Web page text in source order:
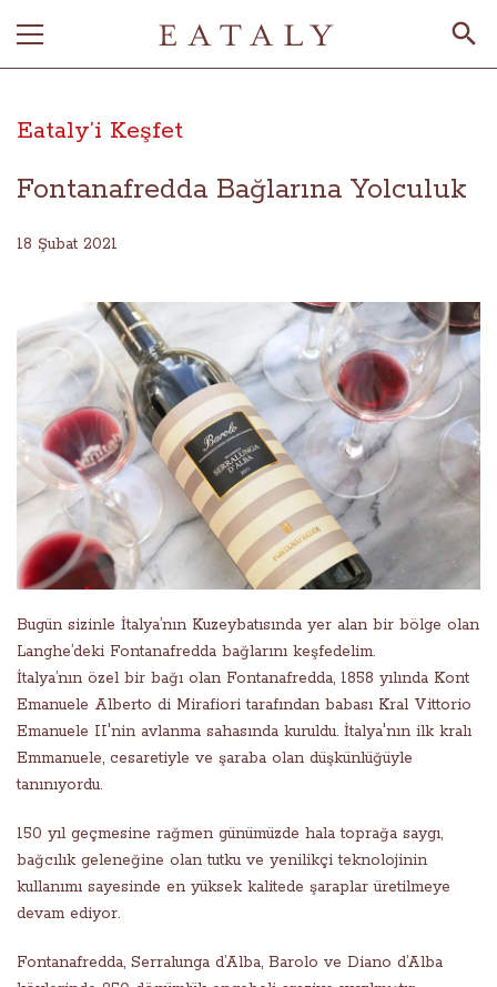
Eataly’i Keşfet
Fontanafredda Bağlarına Yolculuk
18 Şubat 2021
Bugün sizinle İtalya’nın Kuzeybatısında yer alan bir bölge olan
Langhe’deki Fontanafredda bağlarını keşfedelim.
İtalya’nın özel bir bağı olan Fontanafredda, 1858 yılında Kont
Emanuele Alberto di Mirafiori tarafından babası Kral Vittorio
Emanuele II'nin avlanma sahasında kuruldu. İtalya'nın ilk kralı
Emmanuele, cesaretiyle ve şaraba olan düşkünlüğüyle
tanınıyordu.
150 yıl geçmesine rağmen günümüzde hala toprağa saygı,
bağcılık geleneğine olan tutku ve yenilikçi teknolojinin
kullanımı sayesinde en yüksek kalitede şaraplar üretilmeye
devam ediyor.
Fontanafredda, Serralunga d’Alba, Barolo ve Diano d’Alba